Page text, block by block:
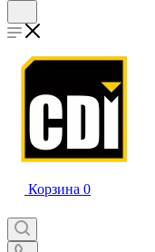
Корзина 0